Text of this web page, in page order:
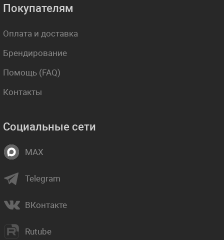
Покупателям
Оплата и доставка
Брендирование
Помощь (FAQ)
Контакты
Социальные сети
MAX
Telegram
ВКонтакте
Rutube